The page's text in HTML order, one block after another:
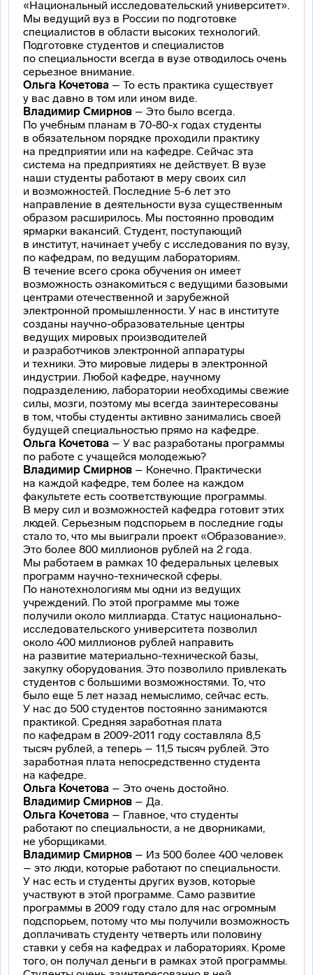
«Национальный исследовательский университет».
Мы ведущий вуз в России по подготовке
специалистов в области высоких технологий.
Подготовке студентов и специалистов
по специальности всегда в вузе отводилось очень
серьезное внимание.
Ольга Кочетова – То есть практика существует
у вас давно в том или ином виде.
Владимир Смирнов – Это было всегда.
По учебным планам в 70-80-х годах студенты
в обязательном порядке проходили практику
на предприятии или на кафедре. Сейчас эта
система на предприятиях не действует. В вузе
наши студенты работают в меру своих сил
и возможностей. Последние 5-6 лет это
направление в деятельности вуза существенным
образом расширилось. Мы постоянно проводим
ярмарки вакансий. Студент, поступающий
в институт, начинает учебу с исследования по вузу,
по кафедрам, по ведущим лабораториям.
В течение всего срока обучения он имеет
возможность ознакомиться с ведущими базовыми
центрами отечественной и зарубежной
электронной промышленности. У нас в институте
созданы научно-образовательные центры
ведущих мировых производителей
и разработчиков электронной аппаратуры
и техники. Это мировые лидеры в электронной
индустрии. Любой кафедре, научному
подразделению, лаборатории необходимы свежие
силы, мозги, поэтому мы всегда заинтересованы
в том, чтобы студенты активно занимались своей
будущей специальностью прямо на кафедре.
Ольга Кочетова – У вас разработаны программы
по работе с учащейся молодежью?
Владимир Смирнов – Конечно. Практически
на каждой кафедре, тем более на каждом
факультете есть соответствующие программы.
В меру сил и возможностей кафедра готовит этих
людей. Серьезным подспорьем в последние годы
стало то, что мы выиграли проект «Образование».
Это более 800 миллионов рублей на 2 года.
Мы работаем в рамках 10 федеральных целевых
программ научно-технической сферы.
По нанотехнологиям мы одни из ведущих
учреждений. По этой программе мы тоже
получили около миллиарда. Статус национально-
исследовательского университета позволил
около 400 миллионов рублей направить
на развитие материально-технической базы,
закупку оборудования. Это позволило привлекать
студентов с большими возможностями. То, что
было еще 5 лет назад немыслимо, сейчас есть.
У нас до 500 студентов постоянно занимаются
практикой. Средняя заработная плата
по кафедрам в 2009-2011 году составляла 8,5
тысяч рублей, а теперь – 11,5 тысяч рублей. Это
заработная плата непосредственно студента
на кафедре.
Ольга Кочетова – Это очень достойно.
Владимир Смирнов – Да.
Ольга Кочетова – Главное, что студенты
работают по специальности, а не дворниками,
не уборщиками.
Владимир Смирнов – Из 500 более 400 человек
– это люди, которые работают по специальности.
У нас есть и студенты других вузов, которые
участвуют в этой программе. Само развитие
программы в 2009 году стало для нас огромным
подспорьем, потому что мы получили возможность
доплачивать студенту четверть или половину
ставки у себя на кафедрах и лабораториях. Кроме
того, он получал деньги в рамках этой программы.